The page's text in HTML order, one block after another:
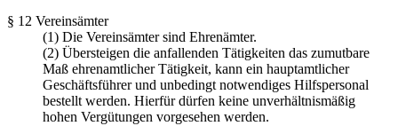
§ 12 Vereinsämter
(1) Die Vereinsämter sind Ehrenämter.
(2) Übersteigen die anfallenden Tätigkeiten das zumutbare
Maß ehrenamtlicher Tätigkeit, kann ein hauptamtlicher
Geschäftsführer und unbedingt notwendiges Hilfspersonal
bestellt werden. Hierfür dürfen keine unverhältnismäßig
hohen Vergütungen vorgesehen werden.